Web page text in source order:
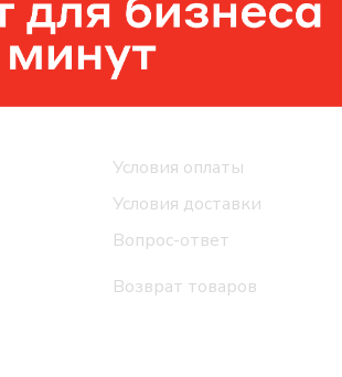
Условия оплаты
Условия доставки
Вопрос-ответ
Возврат товаров